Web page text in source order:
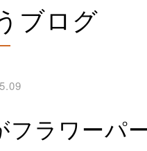
ブログ
フラワーパ